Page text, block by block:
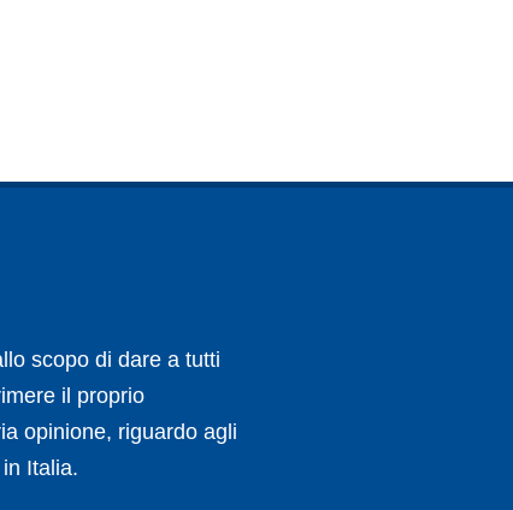
scopo di dare a tutti
il proprio
opinione, riguardo agli
Italia.